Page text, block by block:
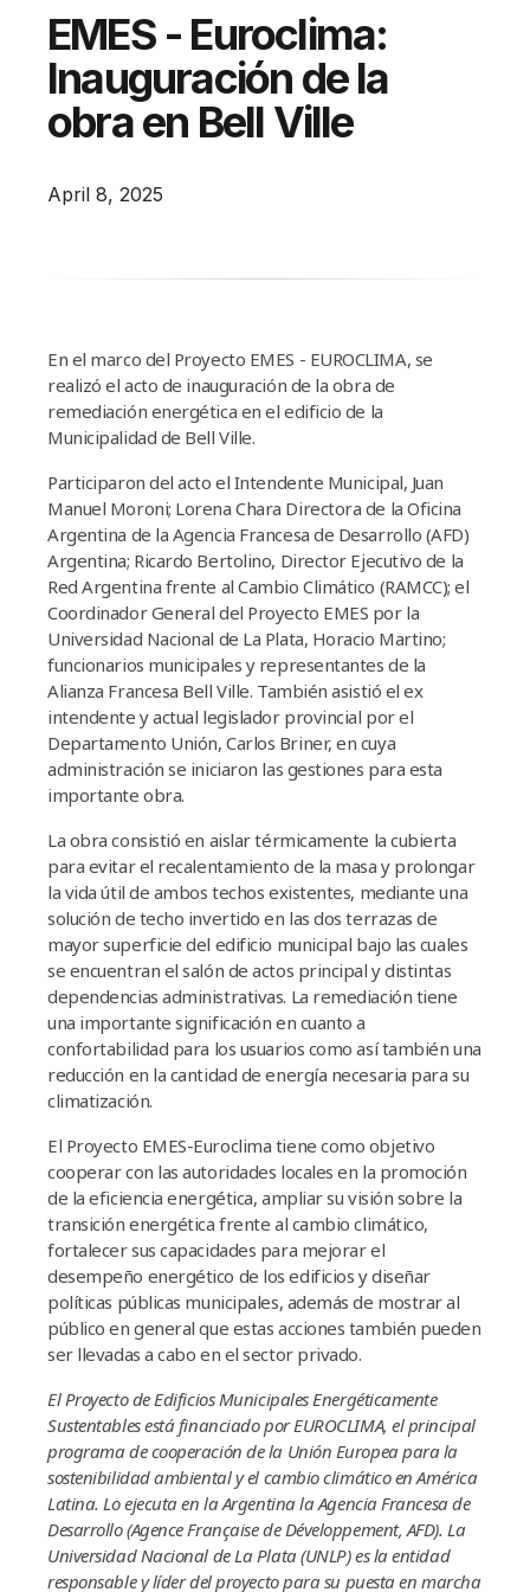
Campañas
Residuos
Proyectos
Empleos Verdes Locales
EMES - Euroclima:
Inauguración de la
obra en Bell Ville
April 8, 2025
En el marco del Proyecto EMES - EUROCLIMA, se
realizó el acto de inauguración de la obra de
remediación energética en el edificio de la
Municipalidad de Bell Ville.
Participaron del acto el Intendente Municipal, Juan
Manuel Moroni; Lorena Chara Directora de la Oficina
Argentina de la Agencia Francesa de Desarrollo (AFD)
Argentina; Ricardo Bertolino, Director Ejecutivo de la
Red Argentina frente al Cambio Climático (RAMCC); el
Coordinador General del Proyecto EMES por la
Universidad Nacional de La Plata, Horacio Martino;
funcionarios municipales y representantes de la
Alianza Francesa Bell Ville. También asistió el ex
intendente y actual legislador provincial por el
Departamento Unión, Carlos Briner, en cuya
administración se iniciaron las gestiones para esta
importante obra.
La obra consistió en aislar térmicamente la cubierta
para evitar el recalentamiento de la masa y prolongar
la vida útil de ambos techos existentes, mediante una
solución de techo invertido en las dos terrazas de
mayor superficie del edificio municipal bajo las cuales
se encuentran el salón de actos principal y distintas
dependencias administrativas. La remediación tiene
una importante significación en cuanto a
confortabilidad para los usuarios como así también una
reducción en la cantidad de energía necesaria para su
climatización.
El Proyecto EMES-Euroclima tiene como objetivo
cooperar con las autoridades locales en la promoción
de la eficiencia energética, ampliar su visión sobre la
transición energética frente al cambio climático,
fortalecer sus capacidades para mejorar el
desempeño energético de los edificios y diseñar
políticas públicas municipales, además de mostrar al
público en general que estas acciones también pueden
ser llevadas a cabo en el sector privado.
El Proyecto de Edificios Municipales Energéticamente
Sustentables está financiado por EUROCLIMA, el principal
programa de cooperación de la Unión Europea para la
sostenibilidad ambiental y el cambio climático en América
Latina. Lo ejecuta en la Argentina la Agencia Francesa de
Desarrollo (Agence Française de Développement, AFD). La
Universidad Nacional de La Plata (UNLP) es la entidad
responsable y líder del proyecto para su puesta en marcha